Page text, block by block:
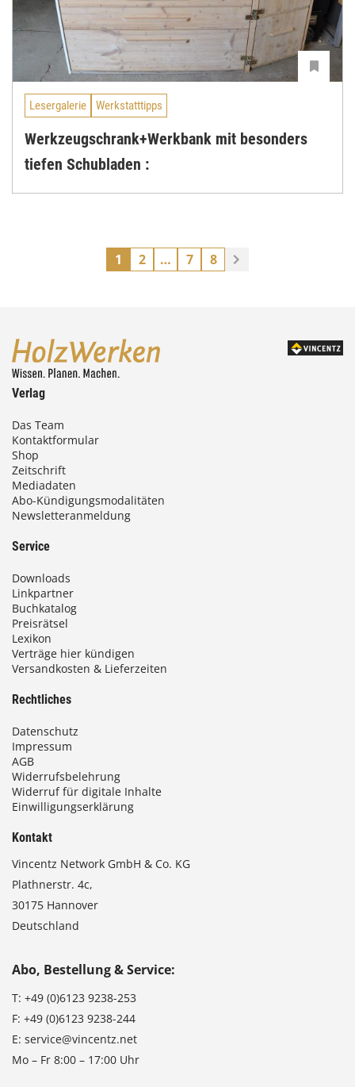
Lesergalerie Werkstatttipps
Werkzeugschrank+Werkbank mit besonders
tiefen Schubladen :
1 2 … 7 8
Verlag
Das Team
Kontaktformular
Shop
Zeitschrift
Mediadaten
Abo-Kündigungsmodalitäten
Newsletteranmeldung
Service
Downloads
Linkpartner
Buchkatalog
Preisrätsel
Lexikon
Verträge hier kündigen
Versandkosten & Lieferzeiten
Rechtliches
Datenschutz
Impressum
AGB
Widerrufsbelehrung
Widerruf für digitale Inhalte
Einwilligungserklärung
Kontakt
Vincentz Network GmbH & Co. KG
Plathnerstr. 4c,
30175 Hannover
Deutschland
Abo, Bestellung & Service:
T: +49 (0)6123 9238-253
F: +49 (0)6123 9238-244
E: service@vincentz.net
Mo – Fr 8:00 – 17:00 Uhr